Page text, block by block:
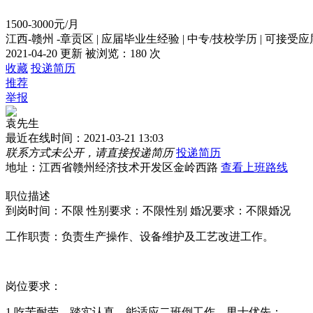
1500-3000元/月
江西-赣州 -章贡区 | 应届毕业生经验 | 中专/技校学历 | 可接受应
2021-04-20 更新 被浏览： 180 次
收藏 投递简历
推荐
举报
袁先生
最近在线时间：2021-03-21 13:03
联系方式未公开，请直接投递简历 投递简历
地址：江西省赣州经济技术开发区金岭西路 查看上班路线
职位描述
到岗时间：不限 性别要求：不限性别 婚况要求：不限婚况
工作职责：负责生产操作、设备维护及工艺改进工作。
岗位要求：